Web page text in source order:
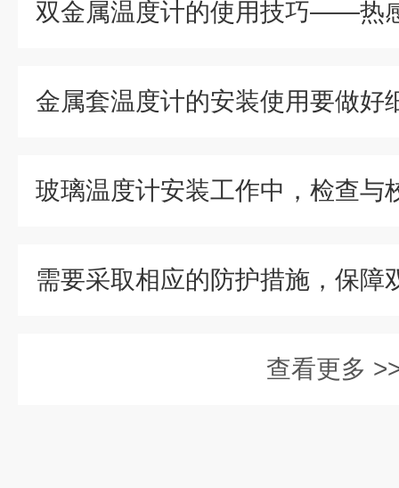
双金属温度计的使用技巧——热
金属套温度计的安装使用要做好
查看更多